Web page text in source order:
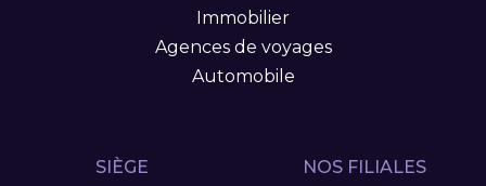
Immobilier
Agences de voyages
Automobile
SIÈGE
NOS FILIALES